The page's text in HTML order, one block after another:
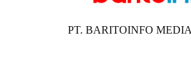
PT. BARITOINFO